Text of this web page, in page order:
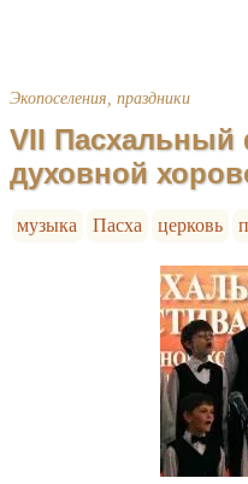
Экопоселения, праздники
VII Пасхальный
духовной
музыка Пасха церковь